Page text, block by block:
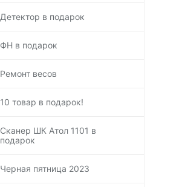
Детектор в подарок
ФН в подарок
Ремонт весов
10 товар в подарок!
Сканер ШК Атол 1101 в
подарок
Черная пятница 2023